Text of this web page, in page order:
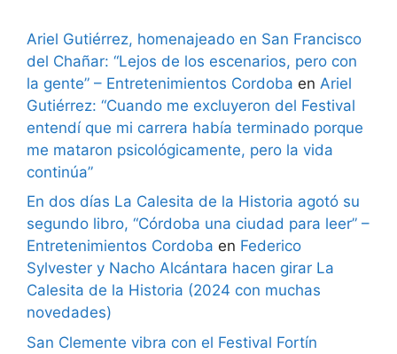
Ariel Gutiérrez, homenajeado en San Francisco
del Chañar: “Lejos de los escenarios, pero con
la gente” – Entretenimientos Cordoba en Ariel
Gutiérrez: “Cuando me excluyeron del Festival
entendí que mi carrera había terminado porque
me mataron psicológicamente, pero la vida
continúa”
En dos días La Calesita de la Historia agotó su
segundo libro, “Córdoba una ciudad para leer” –
Entretenimientos Cordoba en Federico
Sylvester y Nacho Alcántara hacen girar La
Calesita de la Historia (2024 con muchas
novedades)
San Clemente vibra con el Festival Fortín